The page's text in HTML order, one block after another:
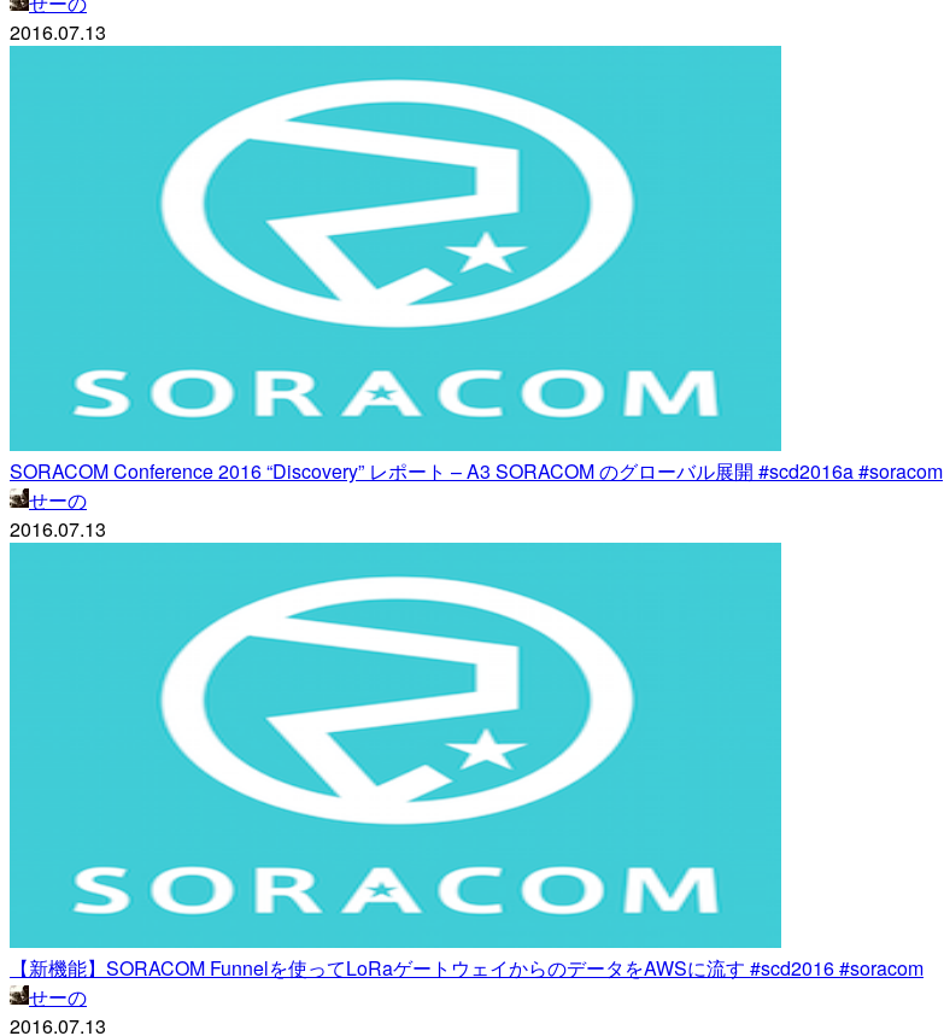
2016.07.13
SORACOM Conference 2016 “Discovery” レポート – A3 SORACOM のグローバル展開 #scd2016a #soracom
せーの
2016.07.13
【新機能】SORACOM Funnelを使ってLoRaゲートウェイからのデータをAWSに流す #scd2016 #soracom
せーの
2016.07.13